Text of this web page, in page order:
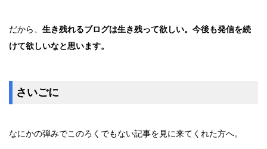
だから、 生き残れるブログは生き残って欲しい。今後も発信を続
けて欲しいなと思います。
さいごに
なにかの弾みでこのろくでもない記事を見に来てくれた方へ。